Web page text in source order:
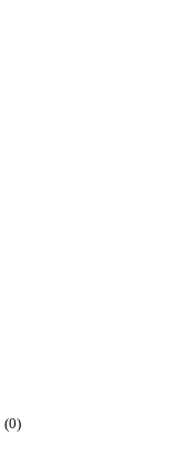
(0)